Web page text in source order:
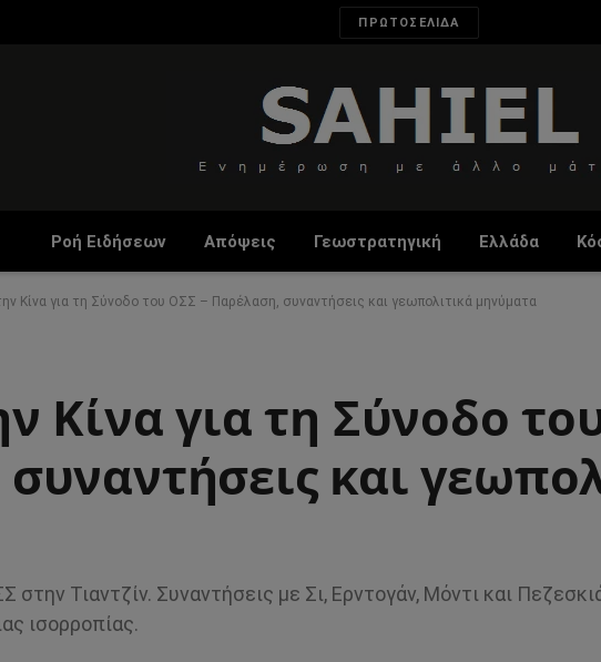
ΠΡΩΤΟΣΕΛΙΔΑ
Ροή Ειδήσεων Απόψεις Γεωστρατηγική Ελλάδα
Κίνα για τη Σύνοδο του ΟΣΣ – Παρέλαση, συναντήσεις και γεωπολιτικά μηνύματα
Κίνα για τη Σύνοδο
και
Τιαντζίν. Συναντήσεις με Σι, Ερντογάν, Μόντι και
ισορροπίας.